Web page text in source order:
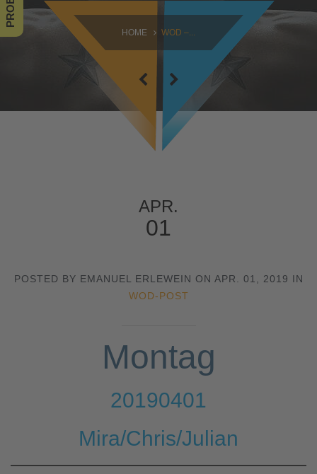
10:30 - 14:00
HOME WOD –...
APR.
01
POSTED BY EMANUEL ERLEWEIN ON APR. 01, 2019 IN
WOD-POST
Montag
20190401
Mira/Chris/Julian